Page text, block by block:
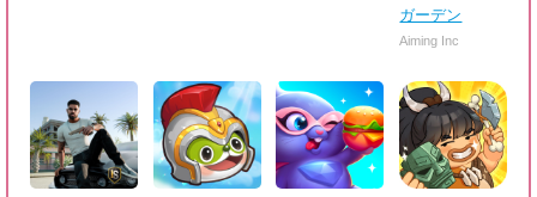
ガーデン
Aiming Inc